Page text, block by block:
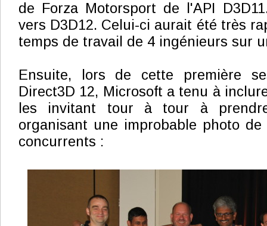
de Forza Motorsport de l'API
vers D3D12. Celui-ci aurait été très
temps de travail de 4 ingénieurs sur
Ensuite, lors de cette première
Direct3D 12, Microsoft a tenu à
les invitant tour à tour à
organisant une improbable photo
concurrents :